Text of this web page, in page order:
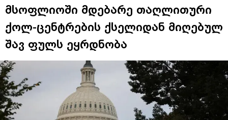
მსოფლიოში მდებარე თაღლითური
ქოლ-ცენტრების ქსელიდან მიღებულ
შავ ფულს ეყრდნობა